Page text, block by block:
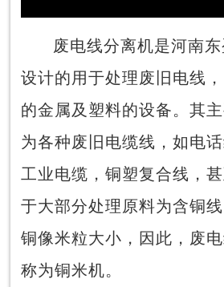
废电线分离机是河南
设计的用于处理废旧电线
的金属及塑料的设备。其
为各种废旧电缆线，如电话
工业电缆，铜塑复合线，
于大部分处理原料为含铜
铜像米粒大小，因此，废
称为铜米机。